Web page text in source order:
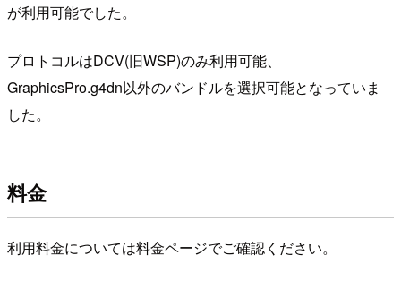
が利用可能でした。
プロトコルはDCV(旧WSP)のみ利用可能、
GraphicsPro.g4dn以外のバンドルを選択可能となっていま
した。
料金
利用料金については料金ページでご確認ください。